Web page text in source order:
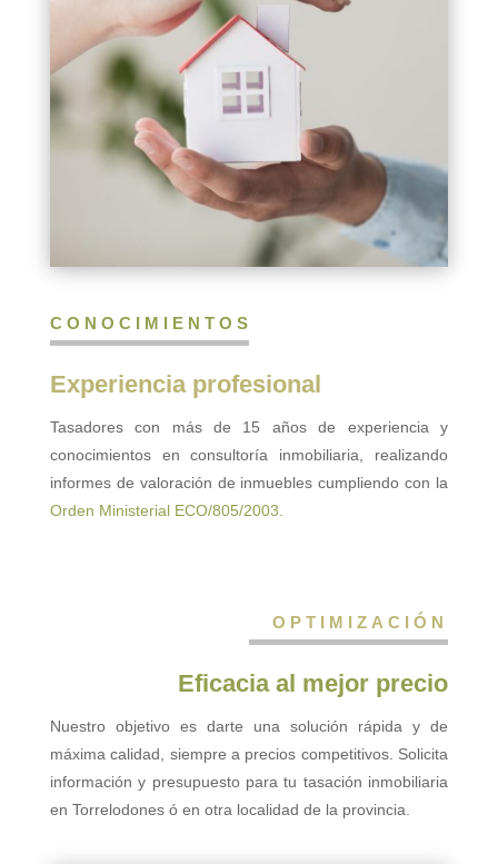
CONOCIMIENTOS
Experiencia profesional
Tasadores con más de 15 años de experiencia y
conocimientos en consultoría inmobiliaria, realizando
informes de valoración de inmuebles cumpliendo con la
Orden Ministerial ECO/805/2003.
OPTIMIZACIÓN
Eficacia al mejor precio
Nuestro objetivo es darte una solución rápida y de
máxima calidad, siempre a precios competitivos. Solicita
información y presupuesto para tu tasación inmobiliaria
en Torrelodones ó en otra localidad de la provincia.